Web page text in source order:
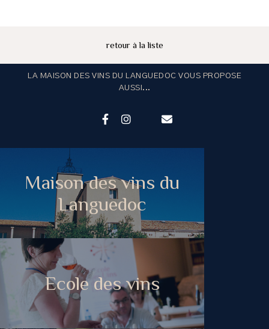
retour à la liste
LA MAISON DES VINS DU LANGUEDOC VOUS PROPOSE
AUSSI...
Maison des vins du
Languedoc
Ecole des vins